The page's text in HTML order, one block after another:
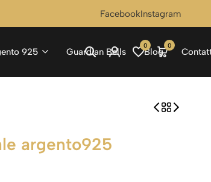
FacebookInstagram
925 Guardian Bells Blog
0 0
argento925